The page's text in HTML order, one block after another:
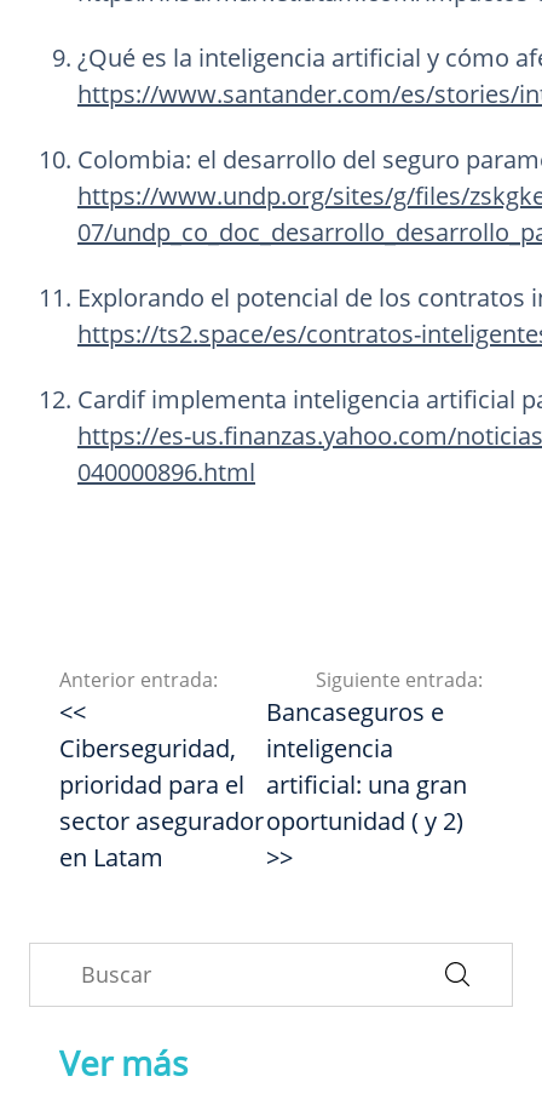
¿Qué es la inteligencia artificial y cómo
https://www.santander.com/es/stories/
Colombia: el desarrollo del seguro
https://www.undp.org/sites/g/files/
07/
Explorando el potencial de los
https://ts2.space/es/contratos-
Cardif implementa inteligencia artificial
https://es-us.finanzas.yahoo.com/
040000896.html
Anterior entrada:
<<
Ciberseguridad,
prioridad para el
sector asegurador
en Latam
Siguiente entrada:
Bancaseguros e
inteligencia
artificial: una gran
oportunidad ( y 2)
>>
Ver más